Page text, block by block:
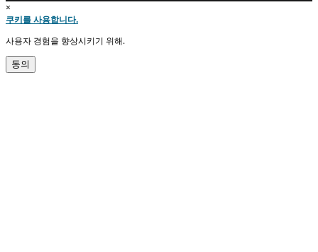
×
쿠키를 사용합니다.
사용자 경험을 향상시키기 위해.
동의